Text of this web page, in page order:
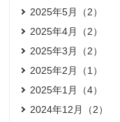
2025年5月（2）
2025年4月（2）
2025年3月（2）
2025年2月（1）
2025年1月（4）
2024年12月（2）